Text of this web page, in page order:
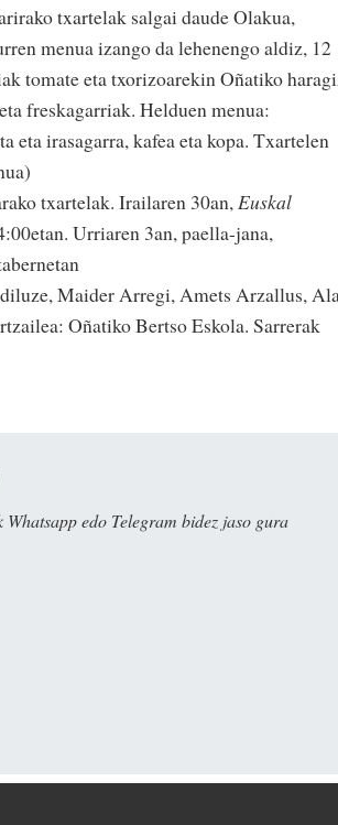
txartelak salgai daude Olakua,
menua izango da lehenengo aldiz, 12
tomate eta txorizoarekin Oñatiko
freskagarriak. Helduen menua:
eta irasagarra, kafea eta kopa. Txartelen
txartelak. Irailaren 30an, Euskal
Urriaren 3an, paella-jana,
Maider Arregi, Amets Arzallus,
Oñatiko Bertso Eskola. Sarrerak
edo Telegram bidez jaso gura